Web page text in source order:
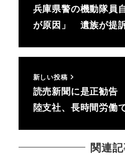
兵庫県警の機動隊員
が原因」 遺族が提
新しい投稿
読売新聞に是正勧
陸支社、長時間労働
関連